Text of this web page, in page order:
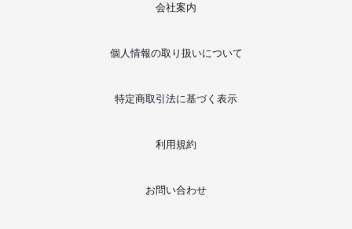
会社案内
個人情報の取り扱いについて
特定商取引法に基づく表示
利用規約
お問い合わせ